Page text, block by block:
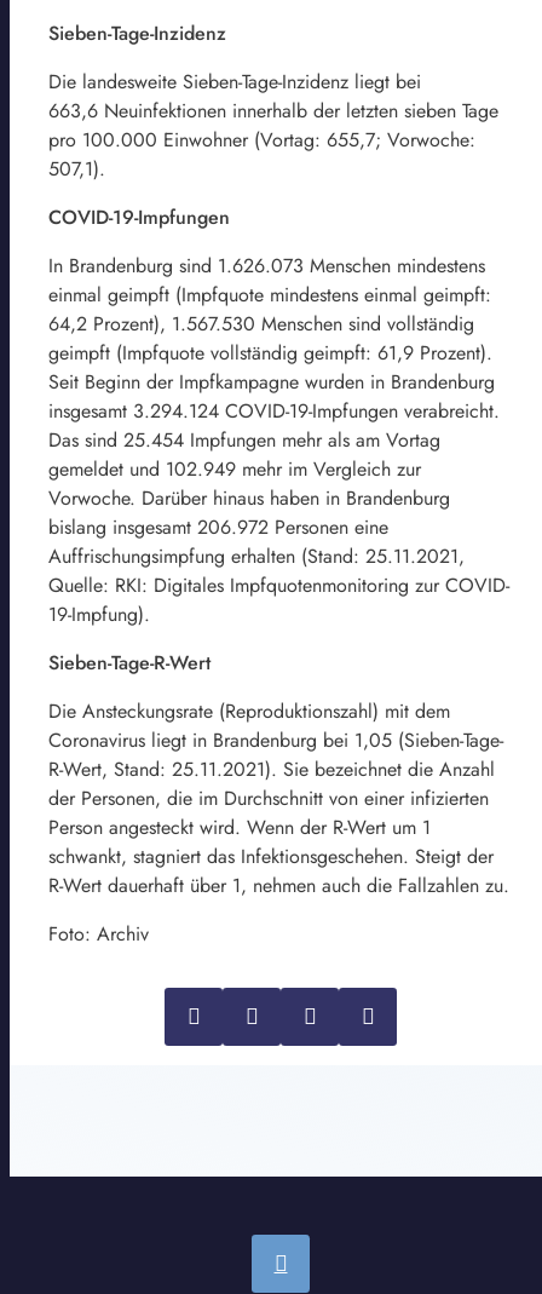
Sieben-Tage-Inzidenz
Die landesweite Sieben-Tage-Inzidenz liegt bei
663,6 Neuinfektionen innerhalb der letzten sieben Tage
pro 100.000 Einwohner (Vortag: 655,7; Vorwoche:
507,1).
COVID-19-Impfungen
In Brandenburg sind 1.626.073 Menschen mindestens
einmal geimpft (Impfquote mindestens einmal geimpft:
64,2 Prozent), 1.567.530 Menschen sind vollständig
geimpft (Impfquote vollständig geimpft: 61,9 Prozent).
Seit Beginn der Impfkampagne wurden in Brandenburg
insgesamt 3.294.124 COVID-19-Impfungen verabreicht.
Das sind 25.454 Impfungen mehr als am Vortag
gemeldet und 102.949 mehr im Vergleich zur
Vorwoche. Darüber hinaus haben in Brandenburg
bislang insgesamt 206.972 Personen eine
Auffrischungsimpfung erhalten (Stand: 25.11.2021,
Quelle: RKI: Digitales Impfquotenmonitoring zur COVID-
19-Impfung).
Sieben-Tage-R-Wert
Die Ansteckungsrate (Reproduktionszahl) mit dem
Coronavirus liegt in Brandenburg bei 1,05 (Sieben-Tage-
R-Wert, Stand: 25.11.2021). Sie bezeichnet die Anzahl
der Personen, die im Durchschnitt von einer infizierten
Person angesteckt wird. Wenn der R-Wert um 1
schwankt, stagniert das Infektionsgeschehen. Steigt der
R-Wert dauerhaft über 1, nehmen auch die Fallzahlen zu.
Foto: Archiv